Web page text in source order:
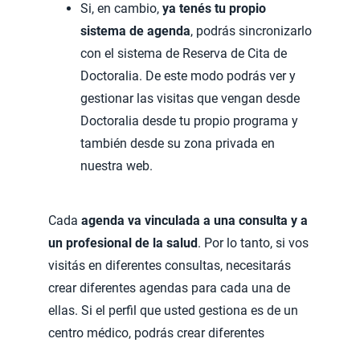
Si, en cambio, ya tenés tu propio
sistema de agenda, podrás sincronizarlo
con el sistema de Reserva de Cita de
Doctoralia. De este modo podrás ver y
gestionar las visitas que vengan desde
Doctoralia desde tu propio programa y
también desde su zona privada en
nuestra web.
Cada agenda va vinculada a una consulta y a
un profesional de la salud. Por lo tanto, si vos
visitás en diferentes consultas, necesitarás
crear diferentes agendas para cada una de
ellas. Si el perfil que usted gestiona es de un
centro médico, podrás crear diferentes